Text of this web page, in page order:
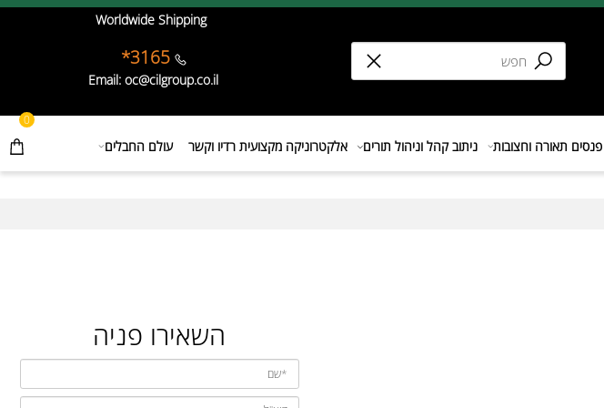
Worldwide Shipping
3165*
Email: oc@cilgroup.co.il
0
תאורה וחצובות ניתוב קהל וניהול תורים אלקטרוניקה מקצועית רדיו וקשר עולם החבלים
השאירו פניה